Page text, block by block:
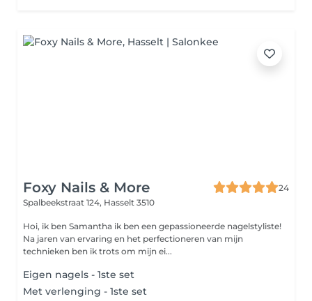
Foxy Nails & More
24
Spalbeekstraat 124, Hasselt 3510
Hoi, ik ben Samantha ik ben een gepassioneerde nagelstyliste!
Na jaren van ervaring en het perfectioneren van mijn
technieken ben ik trots om mijn ei...
Eigen nagels - 1ste set
Met verlenging - 1ste set